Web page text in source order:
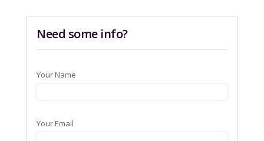
Need some info?
Your Name
Your Email